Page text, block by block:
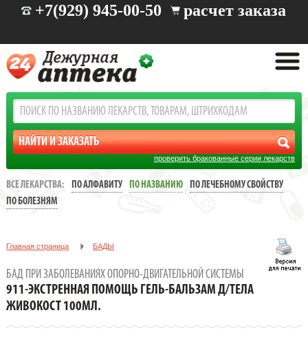
+7(929) 945-00-50 расчет заказа
проверить бракованные серии лекарств
ВСЕ ЛЕКАРСТВА: ПО АЛФАВИТУ ПО НАЗВАНИЮ
ПО ЛЕЧЕБНОМУ СВОЙСТВУ
ПО БОЛЕЗНЯМ
Главная страница БАДЫ
911-ЭКСТРЕННАЯ ПОМОЩЬ ГЕЛЬ-БАЛЬЗАМ Д/ТЕЛА ЖИВОКОСТ
БАД ПРИ ЗАБОЛЕВАНИЯХ ОПОРНО-ДВИГАТЕЛЬНОЙ СИСТЕМЫ
911-ЭКСТРЕННАЯ ПОМОЩЬ ГЕЛЬ-БАЛЬЗАМ Д/ТЕЛА
ЖИВОКОСТ 100МЛ.